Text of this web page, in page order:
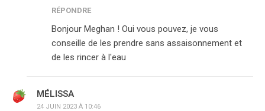
RÉPONDRE
Bonjour Meghan ! Oui vous pouvez, je vous
conseille de les prendre sans assaisonnement et
de les rincer à l'eau
MÉLISSA
24 JUIN 2023 À 10:46